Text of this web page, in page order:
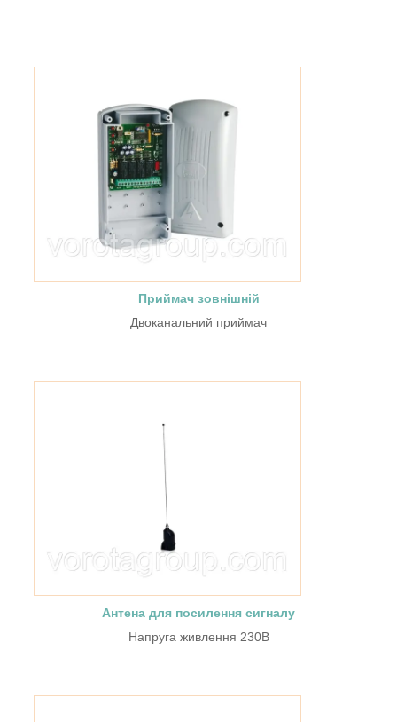
Приймач зовнішній
Двоканальний приймач
Антена для посилення сигналу
Напруга живлення 230В